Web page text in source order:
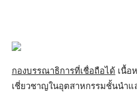
กองบรรณาธิการที่เชื่อถือได้ เนื้อ
เชี่ยวชาญในอุตสาหกรรมชั้นนำ